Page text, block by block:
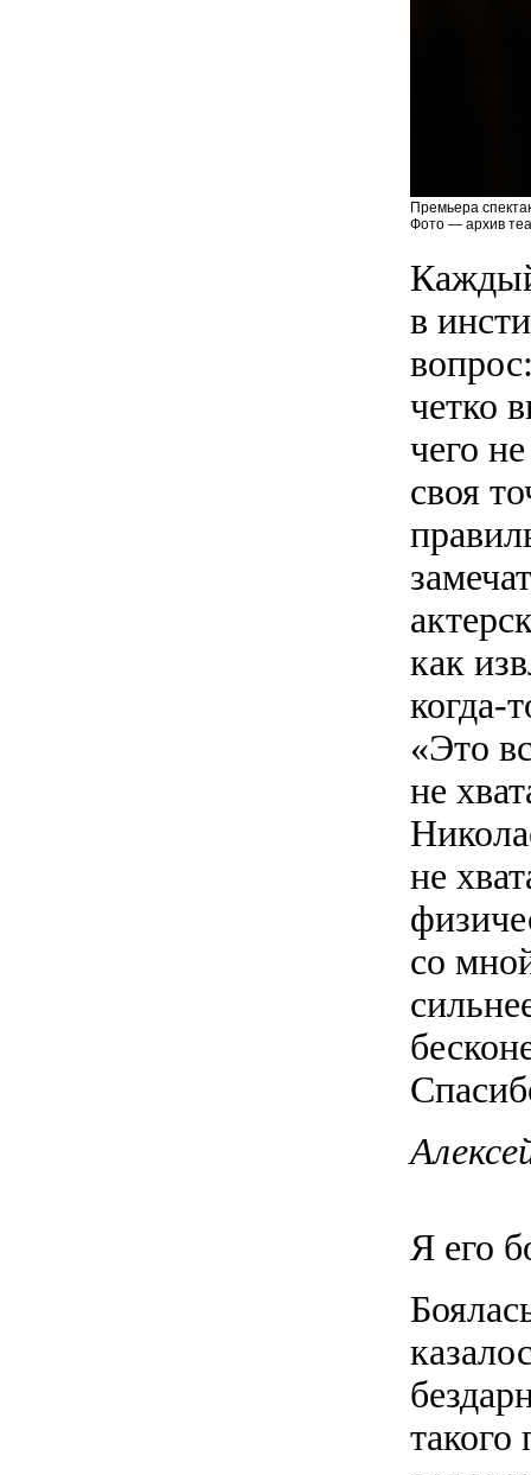
Премьера
Фото — архив
в
четко
чего
своя
как
когда-
«Это
не
не
со
Я его